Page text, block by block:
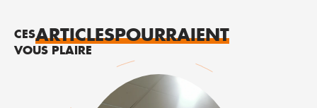
CESARTICLESPOURRAIENT
VOUS PLAIRE